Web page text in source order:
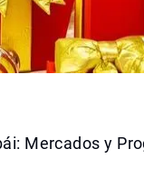
Mercados y